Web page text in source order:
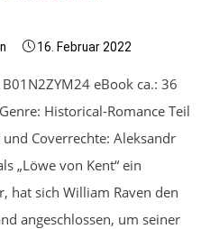
16. Februar 2022
eBook ca.: 36
Historical-Romance Teil
Coverrechte: Aleksandr
„Löwe von Kent“ ein
hat sich William Raven den
angeschlossen, um seiner